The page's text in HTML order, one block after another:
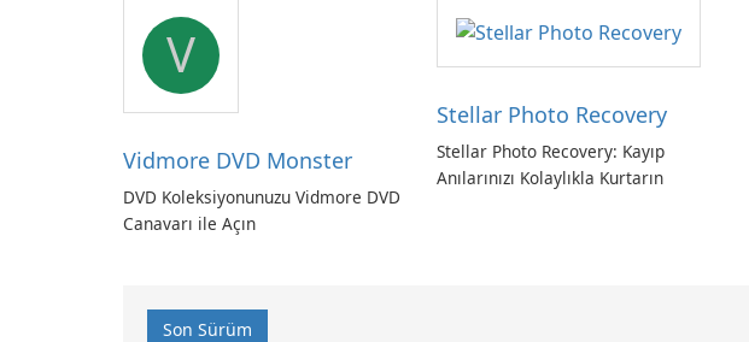
yedekleme
V
Vidmore DVD Monster
DVD Koleksiyonunuzu Vidmore DVD
Canavarı ile Açın
Stellar Photo Recovery
Stellar Photo Recovery: Kayıp
Anılarınızı Kolaylıkla Kurtarın
Son Sürüm